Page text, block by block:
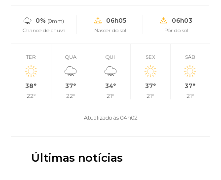
0% (0mm)
Chance de chuva
06h05
Nascer do sol
06h03
Pôr do sol
TER
38°
22°
QUA
37°
22°
QUI
34°
21°
SEX
37°
21°
SÁB
37°
21°
Atualizado às 04h02
Últimas notícias